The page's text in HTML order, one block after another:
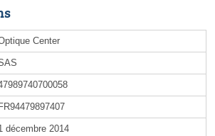
Center
FR94479897407
décembre 2014